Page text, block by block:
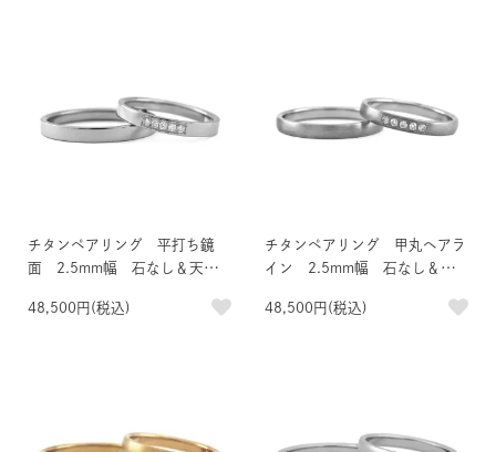
チタンペアリング 平打ち鏡
面 2.5mm幅 石なし＆天然
48,500円(税込)
チタンペアリング 甲丸ヘアラ
イン 2.5mm幅 石なし＆天
48,500円(税込)